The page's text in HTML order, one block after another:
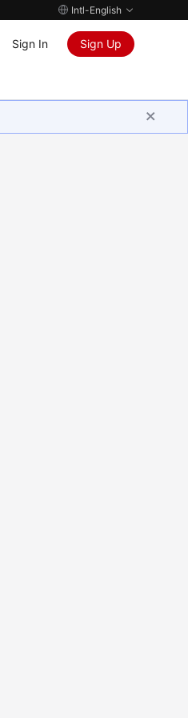
Intl-English
Sign In Sign Up